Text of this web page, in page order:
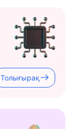
Толығырақ